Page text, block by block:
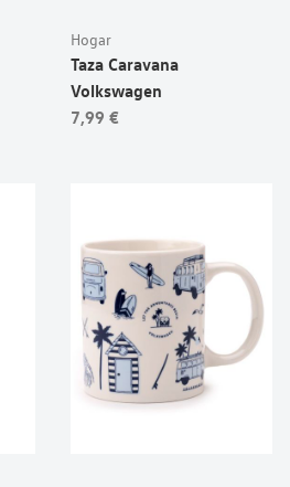
Hogar
Taza Caravana
Volkswagen
7,99 €